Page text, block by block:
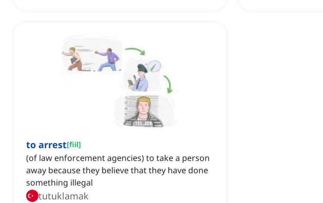
to arrest[fiil]
(of law enforcement agencies) to take a person
away because they believe that they have done
something illegal
tutuklamak